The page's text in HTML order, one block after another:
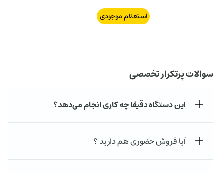
استعلام موجودی
سوالات پرتکرار تخصصی
این دستگاه دقیقا چه کاری انجام می‌دهد؟
آیا فروش حضوری هم دارید ؟